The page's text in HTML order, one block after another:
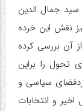
سید جمال الدین
نقش این خرده
آن بررسی کرده
را براین
سیاسی و
اخیر و انتخابات